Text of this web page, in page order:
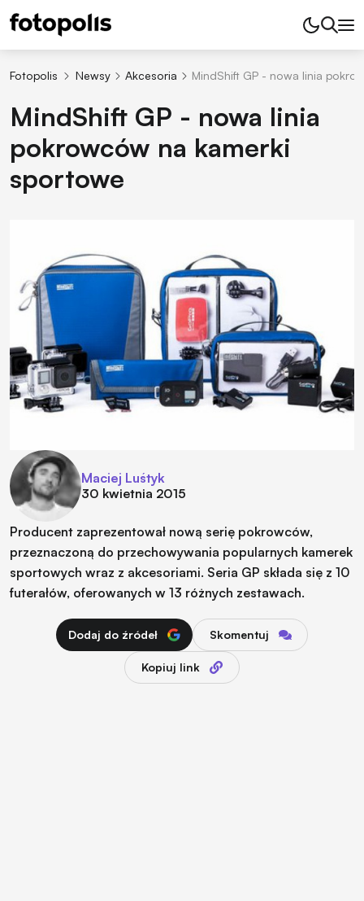
Fotopolis Newsy Akcesoria MindShift GP - nowa linia
MindShift GP - nowa linia
pokrowców na kamerki
sportowe
Maciej Luśtyk
30 kwietnia 2015
Producent zaprezentował nową serię pokrowców,
przeznaczoną do przechowywania popularnych kamerek
sportowych wraz z akcesoriami. Seria GP składa się z 10
futerałów, oferowanych w 13 różnych zestawach.
Dodaj do źródeł Skomentuj
Kopiuj link